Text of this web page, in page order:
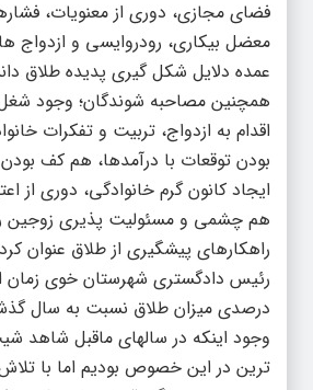
فضای مجازی، دوری از معنویات،
معضل بیکاری، رودروایسی و ازدواج
عمده دلایل شکل گیری پدیده طلاق
همچنین مصاحبه شوندگان؛ وجود
اقدام به ازدواج، تربیت و تفکرات
بودن توقعات با درآمدها، هم کف
ایجاد کانون گرم خانوادگی، دوری از
هم چشمی و مسئولیت پذیری زوجین
راهکارهای پیشگیری از طلاق عنوان
درصدی میزان طلاق نسبت به سال
وجود اینکه در سالهای ماقبل شاهد
ترین در این خصوص بودیم اما با